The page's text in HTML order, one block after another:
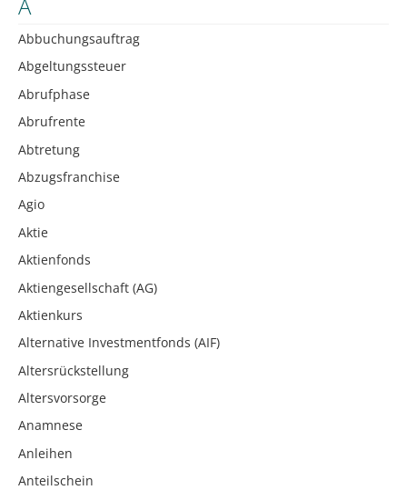
A
Abbuchungsauftrag
Abgeltungssteuer
Abrufphase
Abrufrente
Abtretung
Abzugsfranchise
Agio
Aktie
Aktienfonds
Aktiengesellschaft (AG)
Aktienkurs
Alternative Investmentfonds (AIF)
Altersrückstellung
Altersvorsorge
Anamnese
Anleihen
Anteilschein